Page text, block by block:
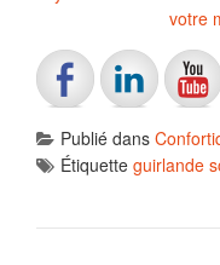
votre
Publié dans
Étiquette guirlande